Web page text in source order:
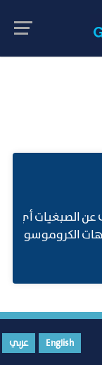
الكروموسومات.
English عربي